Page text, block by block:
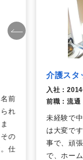
前
れ
の
仕
介護スタ
入社：
前職： 流通
未経験で
は大変で
事で、頑
で、ホー